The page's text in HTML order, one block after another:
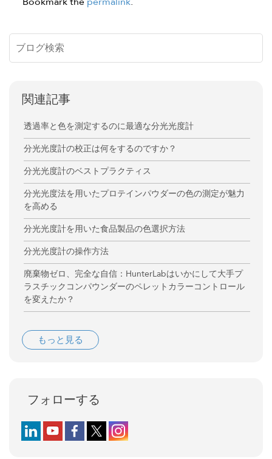
関連記事
透過率と色を測定するのに最適な分光光度計
分光光度計の校正は何をするのですか？
分光光度計のベストプラクティス
分光光度法を用いたプロテインパウダーの色の測定が魅力
を高める
分光光度計を用いた食品製品の色選択方法
分光光度計の操作方法
廃棄物ゼロ、完全な自信：HunterLabはいかにして大手プ
ラスチックコンパウンダーのペレットカラーコントロール
を変えたか？
もっと見る
フォローする
Follow us on LinkedIn
Follow us on YouTube
Follow us on Facebook
Follow us on X (formerly Twitter)
Follow us on Instagram